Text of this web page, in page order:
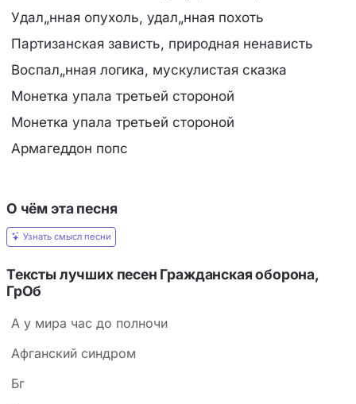
Удал„нная опухоль, удал„нная похоть
Партизанская зависть, природная ненависть
Воспал„нная логика, мускулистая сказка
Монетка упала третьей стороной
Монетка упала третьей стороной
Армагеддон попс
О чём эта песня
Узнать смысл песни
Тексты лучших песен Гражданская оборона,
ГрОб
А у мира час до полночи
Афганский синдром
Бг